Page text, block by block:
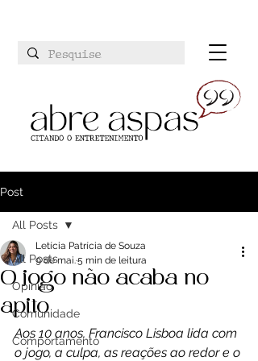
Post
All Posts
Opinião
Comunidade
Comportamento
All Posts
O jogo não acaba no
apito
Letícia Patrícia de Souza
9 de mai.5 min de leitura
Aos 10 anos, Francisco Lisboa lida com
o jogo, a culpa, as reações ao redor e o